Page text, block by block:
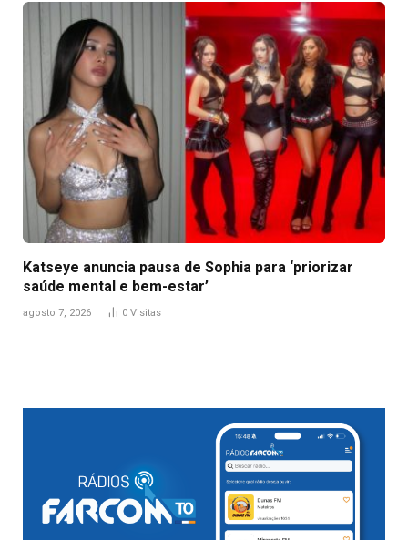
Katseye anuncia pausa de Sophia para ‘priorizar
saúde mental e bem-estar’
agosto 7, 2026 0 Visitas